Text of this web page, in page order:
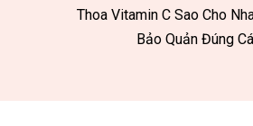
Thoa Vitamin C Sao Cho
Bảo Quản Đúng